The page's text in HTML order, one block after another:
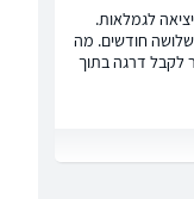
החשמל לאחר 29 שנים יציאה לגמלאות.
שלושה חודשים. מה
לקבל דרגה בתוך